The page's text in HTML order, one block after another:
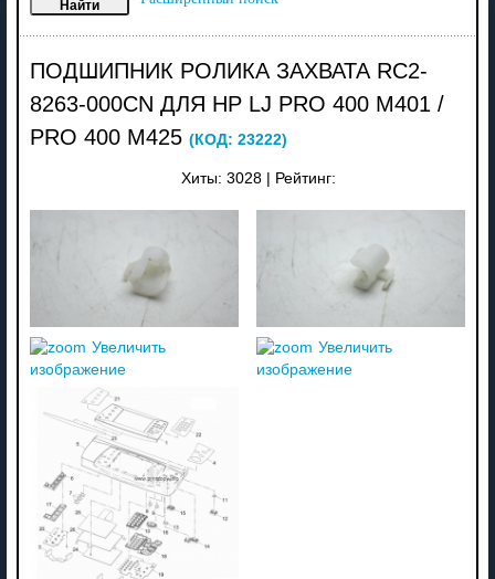
ПОДШИПНИК РОЛИКА ЗАХВАТА RC2-
8263-000CN ДЛЯ HP LJ PRO 400 M401 /
PRO 400 M425 (КОД: 23222)
Хиты: 3028 Рейтинг:
Увеличить
изображение
Увеличить
изображение